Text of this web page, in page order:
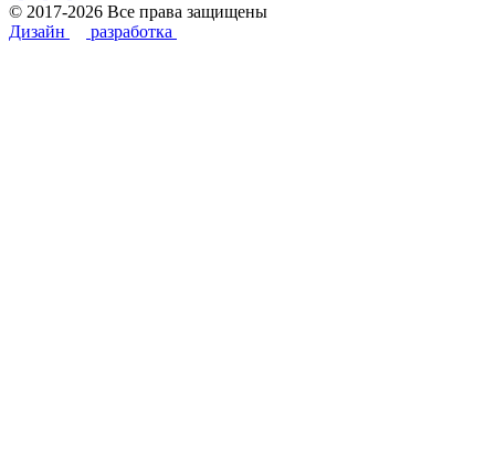
© 2017-2026 Все права защищены
Дизайн
разработка